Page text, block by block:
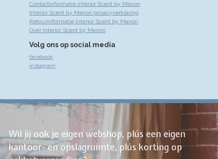
Contactinformatie Interior Scent by Manon
Interior Scent by Manon privacyverklaring
Retourinformatie Interior Scent by Manon
Over Interior Scent by Manon
Volg ons op social media
facebook
instagram
Wil jij ook je eigen webshop, plús een eigen
kantoor- en opslagruimte, plús korting op